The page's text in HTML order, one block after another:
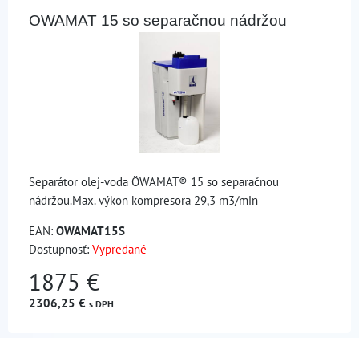
OWAMAT 15 so separačnou nádržou
Separátor olej-voda ÖWAMAT® 15 so separačnou
nádržou.Max. výkon kompresora 29,3 m3/min
EAN: OWAMAT15S
Dostupnosť: Vypredané
1875 €
2306,25 € s DPH